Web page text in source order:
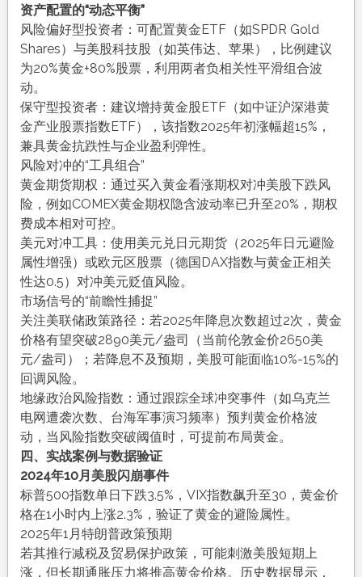
资产配置的“动态平衡”
风险偏好型投资者：可配置黄金ETF（如SPDR Gold
Shares）与美股科技股（如英伟达、苹果），比例建议
为20%黄金+80%股票，利用两者负相关性平滑组合波
动。
保守型投资者：建议增持黄金股ETF（如中证沪深港黄
金产业股票指数ETF），该指数2025年初涨幅超15%，
兼具黄金抗跌性与企业盈利弹性。
风险对冲的“工具组合”
黄金期货期权：通过买入黄金看涨期权对冲美股下跌风
险，例如COMEX黄金期权隐含波动率已升至20%，期权
费成本相对可控。
美元对冲工具：使用美元兑日元期货（2025年日元避险
属性增强）或欧元区股票（德国DAX指数与黄金正相关
性达0.5）对冲美元贬值风险。
市场信号的“前瞻性捕捉”
关注美联储政策路径：若2025年降息次数超过2次，黄金
价格有望突破2890美元/盎司（当前伦敦金价2650美
元/盎司）；若降息不及预期，美股可能面临10%-15%的
回调风险。
地缘政治风险指数：通过跟踪全球冲突事件（如乌克兰
电网遭袭次数、台海军事演习频率）预判黄金价格波
动，当风险指数突破阈值时，可提前布局黄金。
四、实战案例与数据验证
2024年10月美股闪崩事件
标普500指数单日下跌3.5%，VIX指数飙升至30，黄金价
格在1小时内上涨2.3%，验证了黄金的避险属性。
2025年1月特朗普政策预期
若其推行减税及贸易保护政策，可能刺激美股短期上
涨，但长期通胀压力将推高黄金价格。历史数据显示，